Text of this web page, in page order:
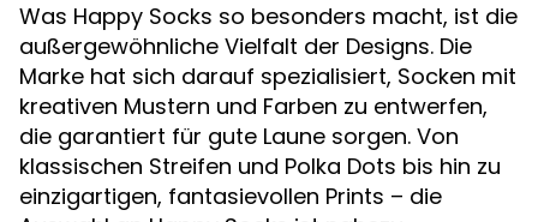
Was Happy Socks so besonders macht, ist die
außergewöhnliche Vielfalt der Designs. Die
Marke hat sich darauf spezialisiert, Socken mit
kreativen Mustern und Farben zu entwerfen,
die garantiert für gute Laune sorgen. Von
klassischen Streifen und Polka Dots bis hin zu
einzigartigen, fantasievollen Prints – die